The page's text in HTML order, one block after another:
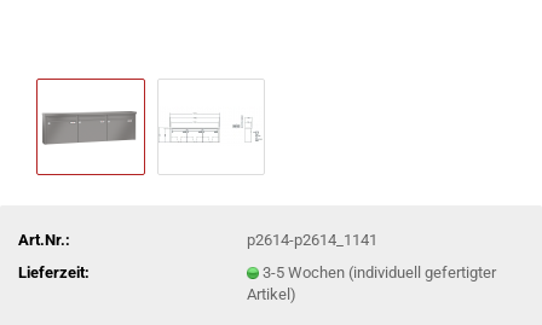
Art.Nr.:
p2614-p2614_1141
Lieferzeit:
3-5 Wochen (individuell gefertigter
Artikel)